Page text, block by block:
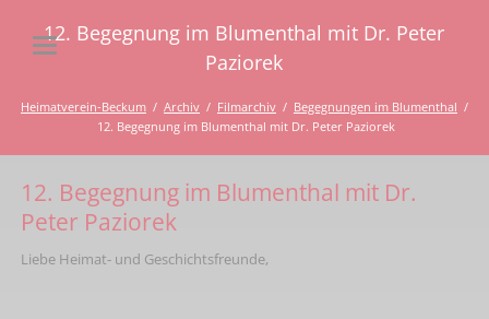
12. Begegnung im Blumenthal mit Dr. Peter
Paziorek
Heimatverein-Beckum Archiv Filmarchiv
Begegnungen im Blumenthal
12. Begegnung im Blumenthal mit Dr. Peter Paziorek
12. Begegnung im Blumenthal mit Dr.
Peter Paziorek
Liebe Heimat- und Geschichtsfreunde,